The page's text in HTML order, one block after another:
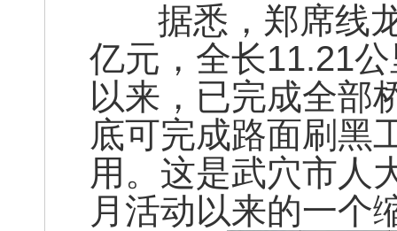
据悉，郑席线龙
亿元，全长11.21
以来，已完成全部
底可完成路面刷黑
用。这是武穴市人
月活动以来的一个